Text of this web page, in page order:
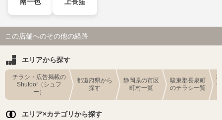
南一色 上長窪
この店舗へのその他の経路
エリアから探す
チラシ・広告掲載の
Shufoo!（シュフ
ー）
都道府県から
探す
静岡県の市区
町村一覧
駿東郡長泉町
のチラシ一覧
エリア×カテゴリから探す